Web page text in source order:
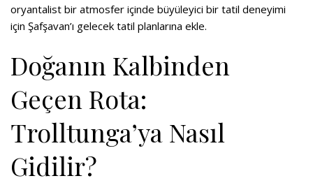
oryantalist bir atmosfer içinde büyüleyici bir tatil deneyimi
için Şafşavan’ı gelecek tatil planlarına ekle.
Doğanın Kalbinden
Geçen Rota:
Trolltunga’ya Nasıl
Gidilir?